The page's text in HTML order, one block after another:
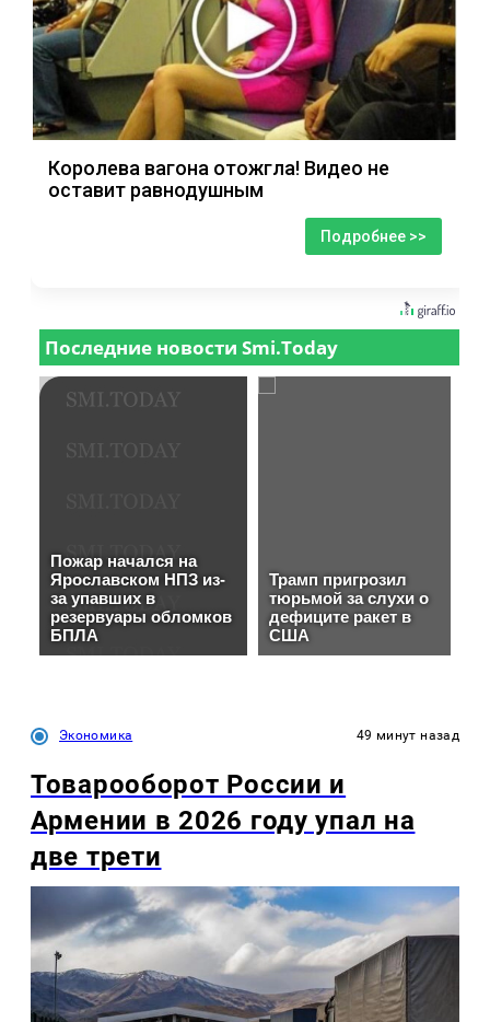
Королева вагона отожгла! Видео не
оставит равнодушным
Подробнее >>
Экономика 49 минут назад
Товарооборот России и
Армении в 2026 году упал на
две трети